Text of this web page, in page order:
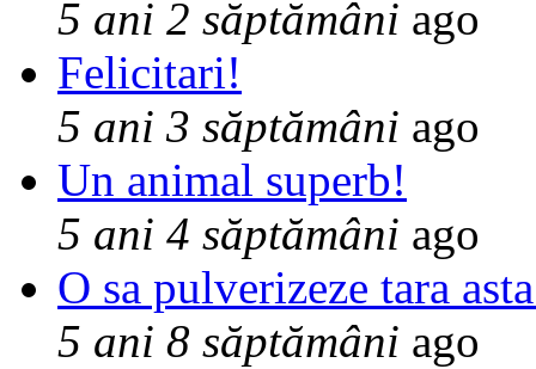
5 ani 2 săptămâni ago
Felicitari!
5 ani 3 săptămâni ago
Un animal superb!
5 ani 4 săptămâni ago
O sa pulverizeze tara
5 ani 8 săptămâni ago